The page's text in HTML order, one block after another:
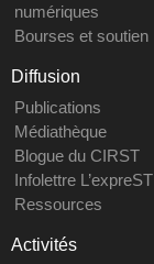
numériques
Bourses et soutien
Diffusion
Publications
Médiathèque
Blogue du CIRST
Infolettre L’expreST
Ressources
Activités